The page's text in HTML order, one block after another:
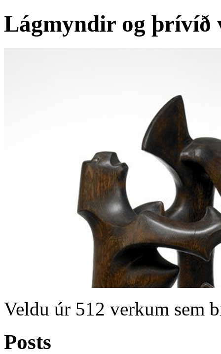
Lágmyndir og þrívíð
Veldu úr 512 verkum sem
Posts